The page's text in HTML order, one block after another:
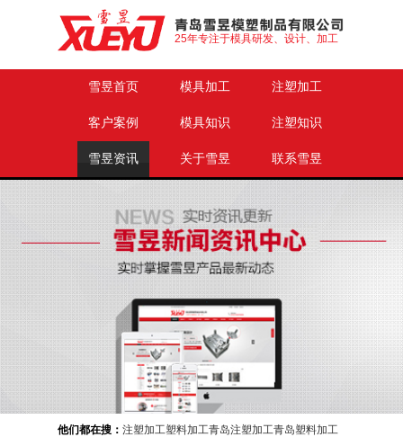
25年专注于模具研发、设计、加工
雪昱首页 模具加工 注塑加工
客户案例 模具知识 注塑知识
雪昱资讯 关于雪昱 联系雪昱
他们都在搜： 注塑加工塑料加工青岛注塑加工青岛塑料加工